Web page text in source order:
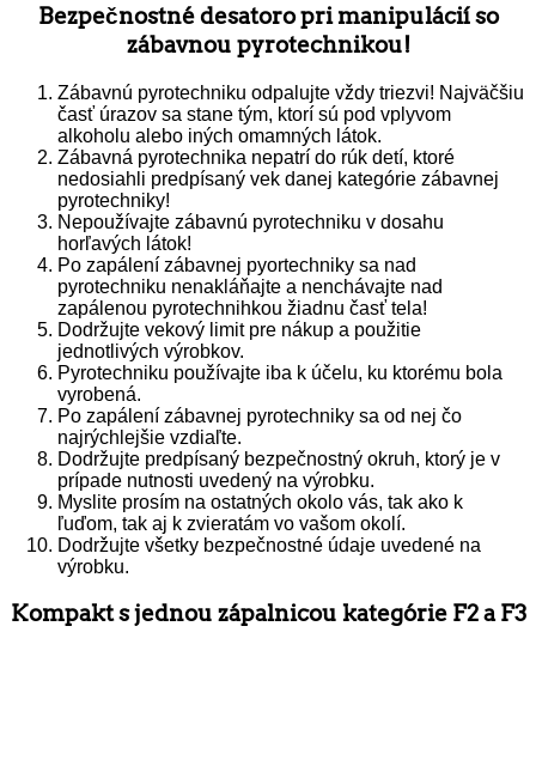
Bezpečnostné desatoro pri manipulácií so
zábavnou pyrotechnikou!
Zábavnú pyrotechniku odpalujte vždy triezvi! Najväčšiu
časť úrazov sa stane tým, ktorí sú pod vplyvom
alkoholu alebo iných omamných látok.
Zábavná pyrotechnika nepatrí do rúk detí, ktoré
nedosiahli predpísaný vek danej kategórie zábavnej
pyrotechniky!
Nepoužívajte zábavnú pyrotechniku v dosahu
horľavých látok!
Po zapálení zábavnej pyortechniky sa nad
pyrotechniku nenakláňajte a nenchávajte nad
zapálenou pyrotechnihkou žiadnu časť tela!
Dodržujte vekový limit pre nákup a použitie
jednotlivých výrobkov.
Pyrotechniku používajte iba k účelu, ku ktorému bola
vyrobená.
Po zapálení zábavnej pyrotechniky sa od nej čo
najrýchlejšie vzdiaľte.
Dodržujte predpísaný bezpečnostný okruh, ktorý je v
prípade nutnosti uvedený na výrobku.
Myslite prosím na ostatných okolo vás, tak ako k
ľuďom, tak aj k zvieratám vo vašom okolí.
Dodržujte všetky bezpečnostné údaje uvedené na
výrobku.
Kompakt s jednou zápalnicou kategórie F2 a F3